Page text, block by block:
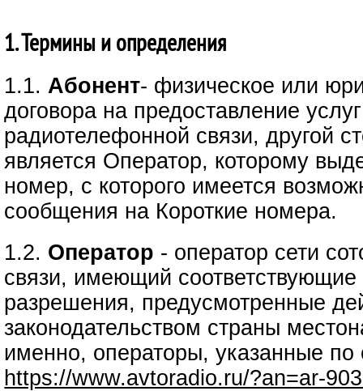
1. Термины и определения
1.1.Абонент- физическое или
договора на предоставление
радиотелефонной связи, другой
является Оператор, которому
номер, с которого имеется
сообщения на Короткие номера.
1.2. Оператор - оператор сети
связи, имеющий соответствующие
разрешения, предусмотренные
законодательством страны
именно, операторы, указанные
https://www.avtoradio.ru/?an=ar-